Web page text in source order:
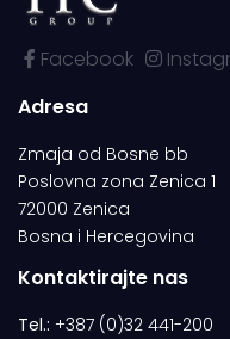
Facebook
Adresa
Zmaja od Bosne bb
Poslovna zona Zenica 1
72000 Zenica
Bosna i Hercegovina
Kontaktirajte nas
Tel.: +387 (0)32 441-200